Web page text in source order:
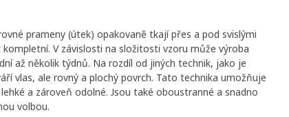
prameny (útek) opakovaně tkají přes a pod svislými
V závislosti na složitosti vzoru může výroba
až několik týdnů. Na rozdíl od jiných technik, jako je
vlas, ale rovný a plochý povrch. Tato technika umožňuje
a zároveň odolné. Jsou také oboustranné a snadno
volbou.